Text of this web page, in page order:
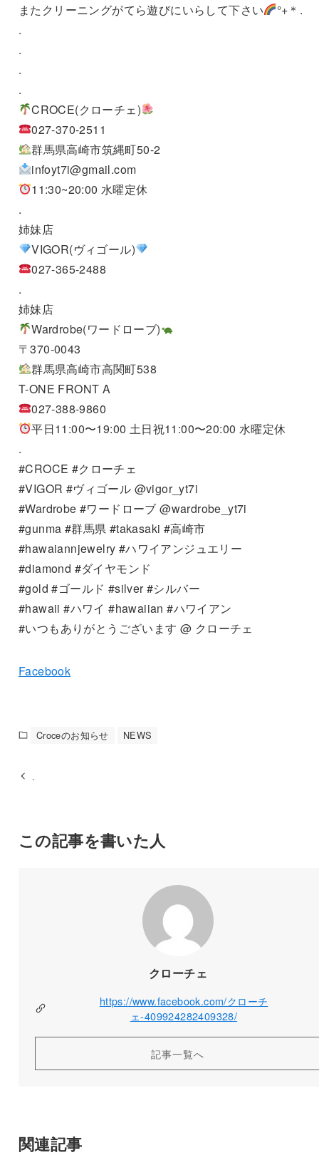
またクリーニングがてら遊びにいらして下さい
°+＊.
.
.
.
.
CROCE(クローチェ)
027-370-2511
群馬県高崎市筑縄町50-2
infoyt7i@gmail.com
11:30~20:00 水曜定休
.
姉妹店
VIGOR(ヴィゴール)
027-365-2488
.
姉妹店
Wardrobe(ワードローブ)
〒370-0043
群馬県高崎市高関町538
T-ONE FRONT A
027-388-9860
平日11:00〜19:00 土日祝11:00〜20:00 水曜定休
.
#CROCE #クローチェ
#VIGOR #ヴィゴール @vigor_yt7i
#Wardrobe #ワードローブ @wardrobe_yt7i
#gunma #群馬県 #takasaki #高崎市
#hawaiannjewelry #ハワイアンジュエリー
#diamond #ダイヤモンド
#gold #ゴールド #silver #シルバー
#hawaii #ハワイ #hawaiian #ハワイアン
#いつもありがとうございます @ クローチェ
Facebook
Croceのお知らせ NEWS
.
この記事を書いた人
クローチェ
https://www.facebook.com/クローチ
ェ-409924282409328/
記事一覧へ
関連記事